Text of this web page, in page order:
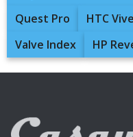
Quest Pro
HTC
Valve Index
HP